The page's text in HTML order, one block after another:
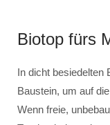
Biotop fürs
In dicht besiedelten
Baustein, um auf
Wenn freie,